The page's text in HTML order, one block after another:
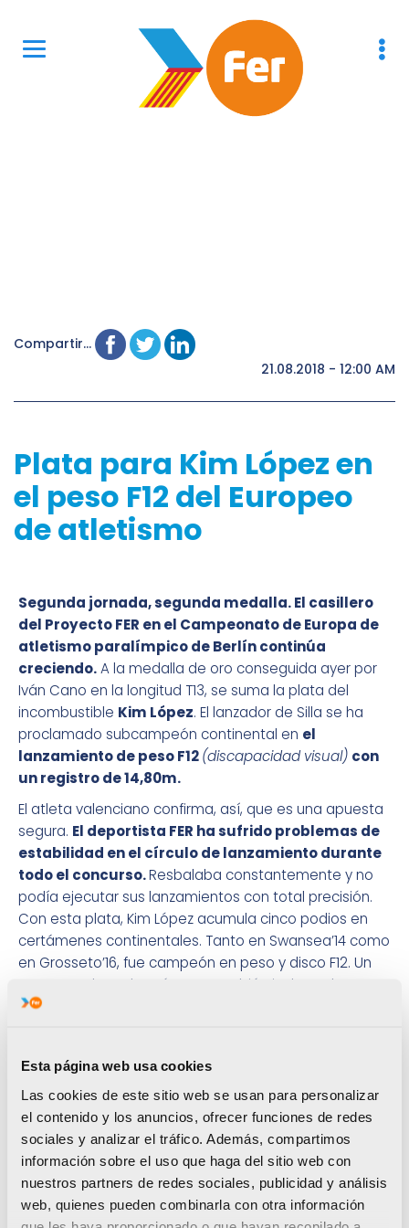
Esta página web usa cookies
Las cookies de este sitio web se usan para personalizar
el contenido y los anuncios, ofrecer funciones de redes
sociales y analizar el tráfico. Además, compartimos
información sobre el uso que haga del sitio web con
nuestros partners de redes sociales, publicidad y análisis
web, quienes pueden combinarla con otra información
Compartir...
21.08.2018 - 12:00 AM
Plata para Kim López en
el peso F12 del Europeo
de atletismo
Segunda jornada, segunda medalla. El casillero
del Proyecto FER en el Campeonato de Europa de
atletismo paralímpico de Berlín continúa
creciendo.A la medalla de oro conseguida ayer por
Iván Cano en la longitud T13, se suma la plata del
incombustible Kim López. El lanzador de Silla se ha
proclamado subcampeón continental en el
lanzamiento de peso F12(discapacidad visual) con
un registro de 14,80m.
El atleta valenciano confirma, así, que es una apuesta
segura. El deportista FER ha sufrido problemas de
estabilidad en el círculo de lanzamiento durante
todo el concurso.Resbalaba constantemente y no
podía ejecutar sus lanzamientos con total precisión.
Con esta plata, Kim López acumula cinco podios en
certámenes continentales. Tanto en Swansea’14 como
en Grosseto’16, fue campeón en peso y disco F12. Un
espectacular palmarés que también incluye el oro
logrado en los Juegos Paralímpicos de Río’16.
Silla llegará el próximo domingo, en la final de
de los Juegos Paralímpicos. Antes, este jueves, el
Proyecto FER podrá sumar su tercera medalla en
Berlín.Tal responsabilidad recaerá sobreHéctor
Cabrera, firme candidato al podio en la jabalina
F13.El deportista de Oliva ha tenido una semana muy
ajetreada al extraviársele la equipación, incluida la